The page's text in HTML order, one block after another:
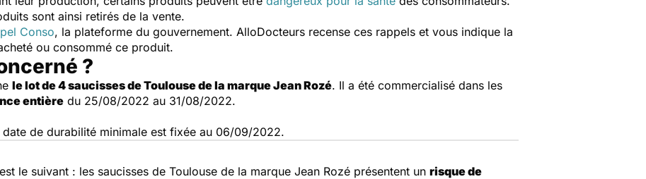
sont ainsi retirés de la vente.
Conso, la plateforme du gouvernement. AlloDocteurs recense ces rappels et vous indique la
ou consommé ce produit.
?
le lot de 4 saucisses de Toulouse de la marque Jean Rozé. Il a été commercialisé dans les
entière du 25/08/2022 au 31/08/2022.
de durabilité minimale est fixée au 06/09/2022.
le suivant : les saucisses de Toulouse de la marque Jean Rozé présentent un risque de